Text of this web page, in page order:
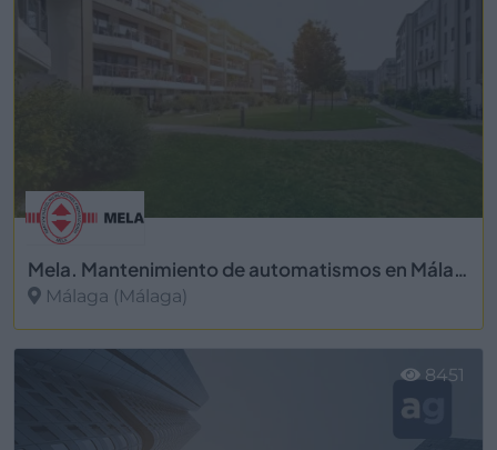
Mela. Mantenimiento de automatismos en Málaga
Málaga (Málaga)
8451